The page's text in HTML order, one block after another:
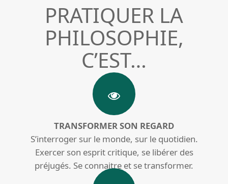
PRATIQUER LA
PHILOSOPHIE,
C’EST…
TRANSFORMER SON REGARD
S’interroger sur le monde, sur le quotidien.
Exercer son esprit critique, se libérer des
préjugés. Se connaitre et se transformer.